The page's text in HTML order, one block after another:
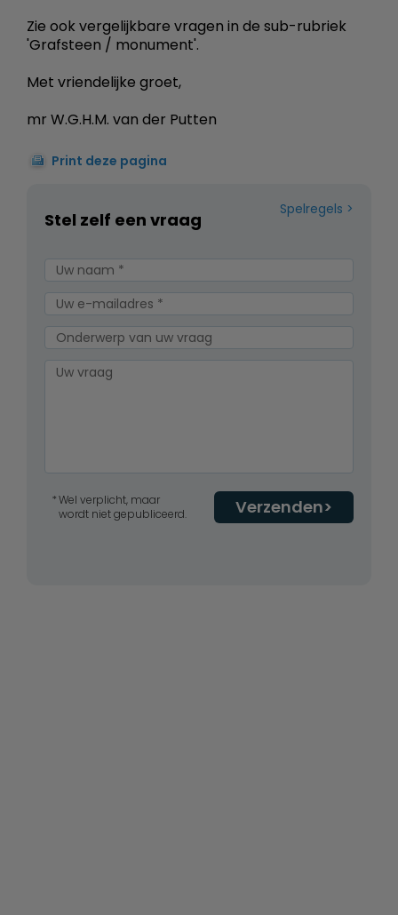
Zie ook vergelijkbare vragen in de sub-rubriek
'Grafsteen / monument'.
Met vriendelijke groet,
mr W.G.H.M. van der Putten
Print deze pagina
Spelregels
Stel zelf een vraag
Verzenden
Wel verplicht, maar
wordt niet gepubliceerd.